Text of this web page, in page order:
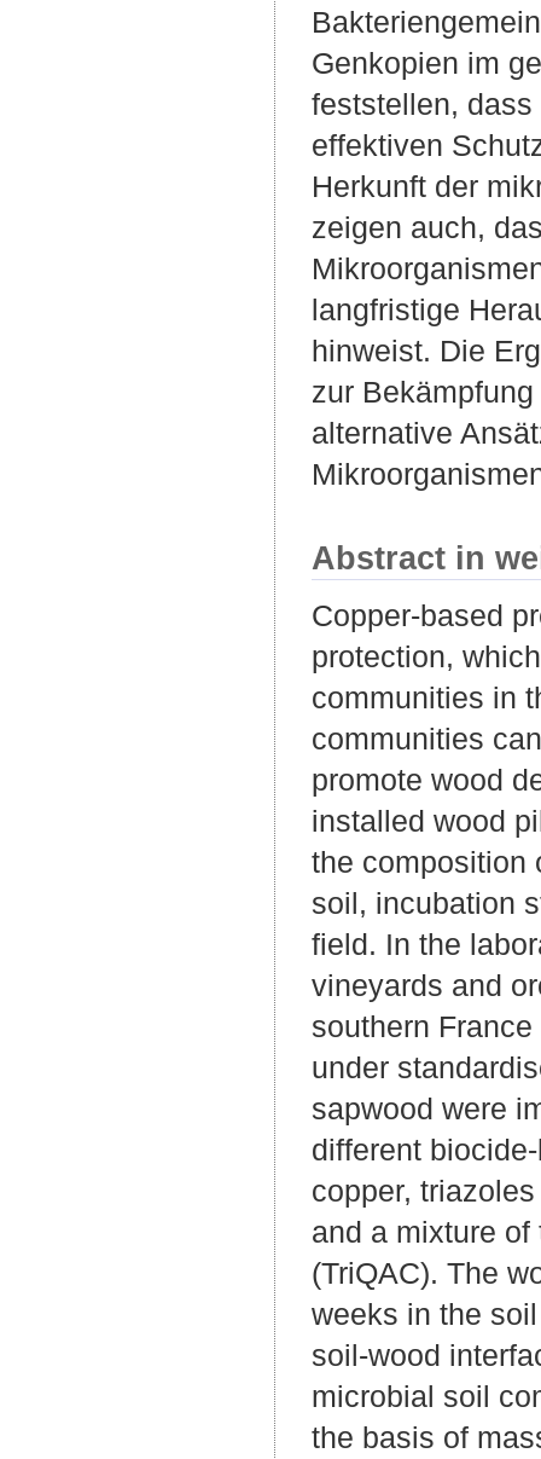
Genkopien im
feststellen, dass
effektiven
Herkunft der
zeigen auch,
langfristige
hinweist. Die
zur
alternative
Abstract in
Copper-based
protection,
communities in
communities
promote wood
installed wood
the composition
soil, incubation
field. In the
vineyards and
southern
under
sapwood were
different
copper,
and a mixture
(TriQAC). The
weeks in the
soil-wood
microbial soil
the basis of